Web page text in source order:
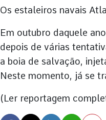
Os estaleiros navais
Em outubro daquele
depois de várias
a boia de salvação,
Neste momento, já se
(Ler reportagem